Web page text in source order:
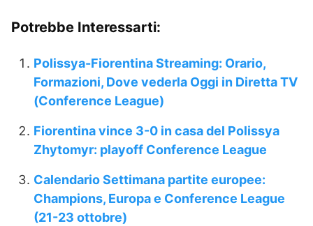
Potrebbe Interessarti:
Polissya-Fiorentina Streaming: Orario,
Formazioni, Dove vederla Oggi in Diretta TV
(Conference League)
Fiorentina vince 3-0 in casa del Polissya
Zhytomyr: playoff Conference League
Calendario Settimana partite europee:
Champions, Europa e Conference League
(21-23 ottobre)